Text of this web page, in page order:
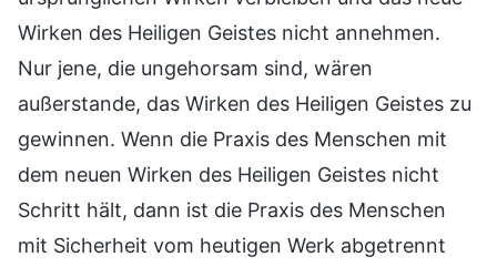
Wirken des Heiligen Geistes nicht annehmen.
Nur jene, die ungehorsam sind, wären
außerstande, das Wirken des Heiligen Geistes zu
gewinnen. Wenn die Praxis des Menschen mit
dem neuen Wirken des Heiligen Geistes nicht
Schritt hält, dann ist die Praxis des Menschen
mit Sicherheit vom heutigen Werk abgetrennt